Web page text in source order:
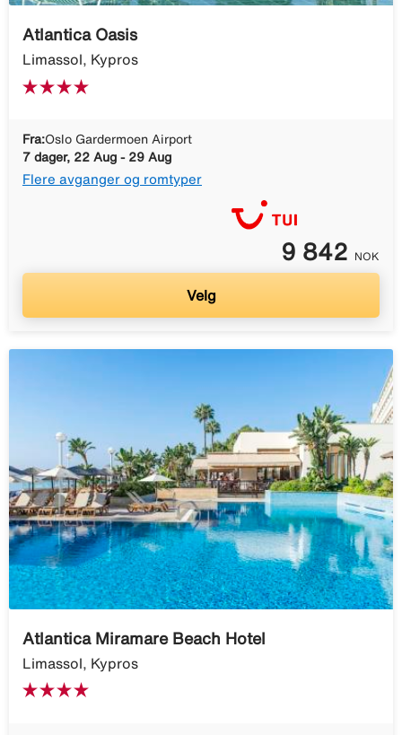
Atlantica Oasis
Limassol, Kypros
Fra:Oslo Gardermoen Airport
7 dager, 22 Aug - 29 Aug
Flere avganger og romtyper
9 842 NOK
Velg
Atlantica Miramare Beach Hotel
Limassol, Kypros